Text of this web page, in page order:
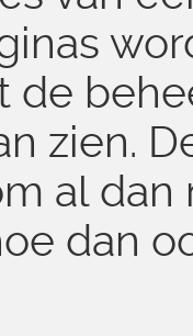
de
zien.
al
dan